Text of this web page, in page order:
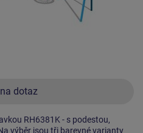
dotaz
RH6381K - s podestou,
výběr jsou tři barevné varianty